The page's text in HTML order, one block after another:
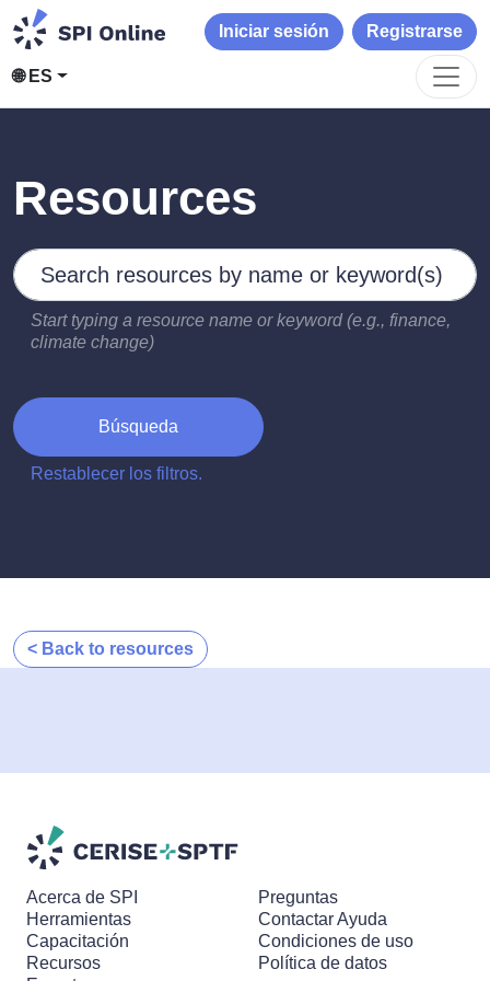
🌐 ES
Iniciar sesión Registrarse
Resources
Search by keywords
Type 2 or more characters for results.
Start typing a resource name or keyword (e.g., finance,
climate change)
Búsqueda
Restablecer los filtros.
< Back to resources
Acerca de SPI
Herramientas
Capacitación
Recursos
Preguntas
Contactar Ayuda
Condiciones de uso
Política de datos